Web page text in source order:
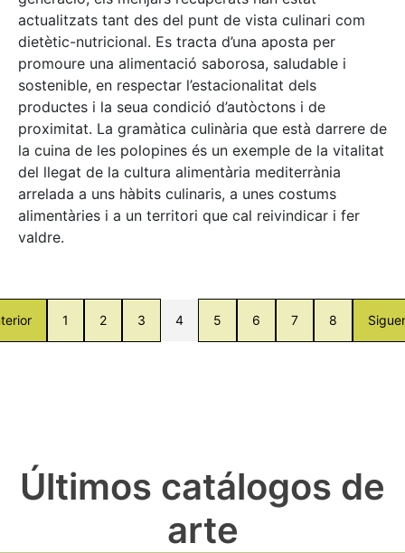
actualitzats tant des del punt de vista culinari com
dietètic-nutricional. Es tracta d’una aposta per
promoure una alimentació saborosa, saludable i
sostenible, en respectar l’estacionalitat dels
productes i la seua condició d’autòctons i de
proximitat. La gramàtica culinària que està darrere de
la cuina de les polopines és un exemple de la vitalitat
del llegat de la cultura alimentària mediterrània
arrelada a uns hàbits culinaris, a unes costums
alimentàries i a un territori que cal reivindicar i fer
valdre.
1 2 3 4 5 6 7 8
Últimos catálogos de
arte